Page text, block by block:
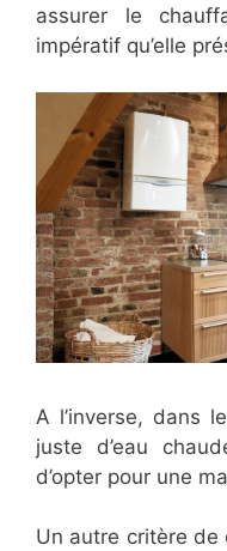
assurer le
impératif qu’elle
A l’inverse, dans
juste d’eau
d’opter pour une
Un autre critère de